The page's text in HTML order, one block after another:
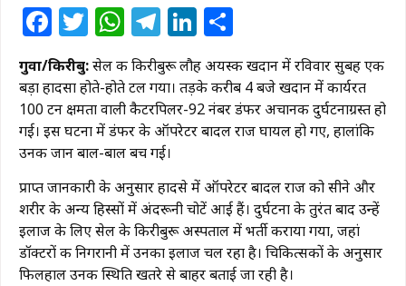
Facebook
Twitter
WhatsApp
Telegram
LinkedIn
गुवा/किरीबुरू:सेल की किरीबुरू लौह अयस्क खदान में रविवार सुबह एक
बड़ा हादसा होते-होते टल गया। तड़के करीब 4 बजे खदान में कार्यरत
100 टन क्षमता वाली कैटरपिलर-92 नंबर डंफर अचानक दुर्घटनाग्रस्त हो
गई। इस घटना में डंफर के ऑपरेटर बादल राज घायल हो गए, हालांकि
उनकी जान बाल-बाल बच गई।
प्राप्त जानकारी के अनुसार हादसे में ऑपरेटर बादल राज को सीने और
शरीर के अन्य हिस्सों में अंदरूनी चोटें आई हैं। दुर्घटना के तुरंत बाद उन्हें
इलाज के लिए सेल के किरीबुरू अस्पताल में भर्ती कराया गया, जहां
डॉक्टरों की निगरानी में उनका इलाज चल रहा है। चिकित्सकों के अनुसार
फिलहाल उनकी स्थिति खतरे से बाहर बताई जा रही है।